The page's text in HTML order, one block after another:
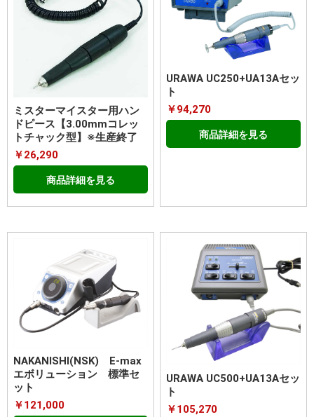
ミスターマイスター用ハン
ドピース【3.00mmコレッ
トチャック型】※生産終了
￥26,290
商品詳細を見る
URAWA UC250+UA13Aセッ
ト
￥94,270
商品詳細を見る
NAKANISHI(NSK) E-max
エボリューション 標準セ
ット
￥121,000
URAWA UC500+UA13Aセッ
ト
￥105,270